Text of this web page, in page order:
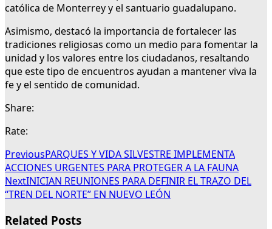
católica de Monterrey y el santuario guadalupano.
Asimismo, destacó la importancia de fortalecer las
tradiciones religiosas como un medio para fomentar la
unidad y los valores entre los ciudadanos, resaltando
que este tipo de encuentros ayudan a mantener viva la
fe y el sentido de comunidad.
Share:
Rate:
PreviousPARQUES Y VIDA SILVESTRE IMPLEMENTA
ACCIONES URGENTES PARA PROTEGER A LA FAUNA
NextINICIAN REUNIONES PARA DEFINIR EL TRAZO DEL
“TREN DEL NORTE” EN NUEVO LEÓN
Related Posts